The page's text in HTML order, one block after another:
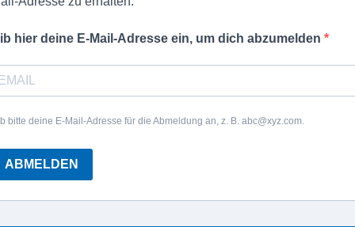
hier deine E-Mail-Adresse ein, um dich abzumelden
bitte deine E-Mail-Adresse für die Abmeldung an, z. B. abc@xyz.com.
ABMELDEN